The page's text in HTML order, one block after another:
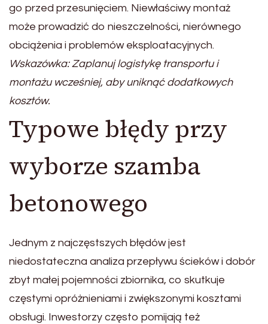
go przed przesunięciem. Niewłaściwy montaż
może prowadzić do nieszczelności, nierównego
obciążenia i problemów eksploatacyjnych.
Wskazówka: Zaplanuj logistykę transportu i
montażu wcześniej, aby uniknąć dodatkowych
kosztów.
Typowe błędy przy
wyborze szamba
betonowego
Jednym z najczęstszych błędów jest
niedostateczna analiza przepływu ścieków i dobór
zbyt małej pojemności zbiornika, co skutkuje
częstymi opróżnieniami i zwiększonymi kosztami
obsługi. Inwestorzy często pomijają też